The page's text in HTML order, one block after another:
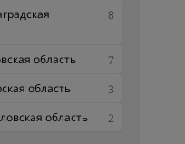
8
область
7
область
3
область
2